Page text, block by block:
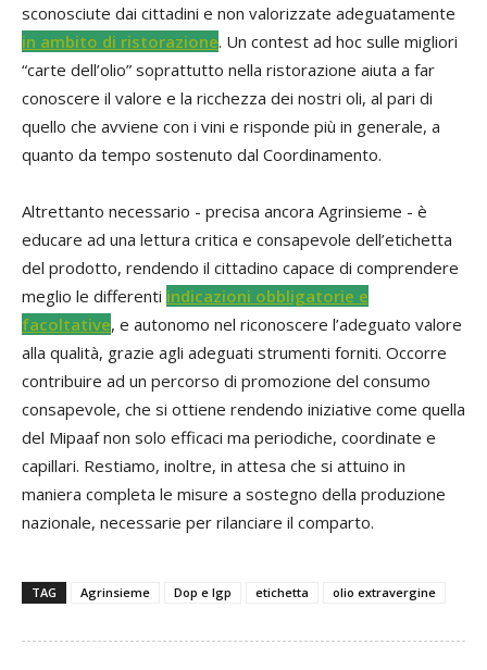
sconosciute dai cittadini e non valorizzate adeguatamente
in ambito di ristorazione. Un contest ad hoc sulle migliori
“carte dell’olio” soprattutto nella ristorazione aiuta a far
conoscere il valore e la ricchezza dei nostri oli, al pari di
quello che avviene con i vini e risponde più in generale, a
quanto da tempo sostenuto dal Coordinamento.
Altrettanto necessario - precisa ancora Agrinsieme - è
educare ad una lettura critica e consapevole dell’etichetta
del prodotto, rendendo il cittadino capace di comprendere
meglio le differenti indicazioni obbligatorie e
facoltative, e autonomo nel riconoscere l’adeguato valore
alla qualità, grazie agli adeguati strumenti forniti. Occorre
contribuire ad un percorso di promozione del consumo
consapevole, che si ottiene rendendo iniziative come quella
del Mipaaf non solo efficaci ma periodiche, coordinate e
capillari. Restiamo, inoltre, in attesa che si attuino in
maniera completa le misure a sostegno della produzione
nazionale, necessarie per rilanciare il comparto.
TAG Agrinsieme Dop e Igp etichetta olio extravergine